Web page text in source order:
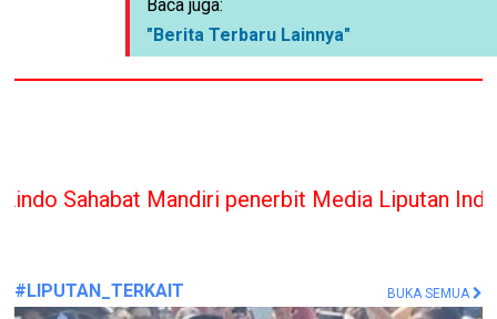
Baca juga:
"Berita Terbaru Lainnya"
penerbit Media Liputan Indonesia hanya
#LIPUTAN_TERKAIT BUKA SEMUA